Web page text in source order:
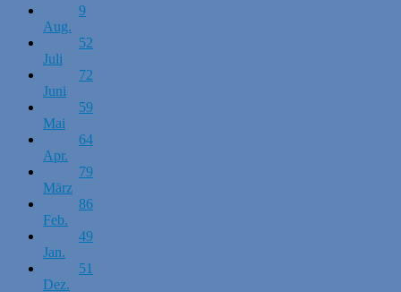
9
Aug.
52
Juli
72
Juni
59
Mai
64
Apr.
79
März
86
Feb.
49
Jan.
51
Dez.